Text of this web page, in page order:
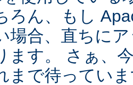
ろん、もし
場合、直ちに
ます。 さぁ、
まで待ってい